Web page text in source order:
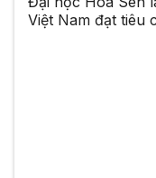
Việt Nam đạt tiêu